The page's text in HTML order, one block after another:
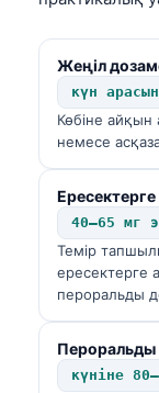
Жеңіл
күн
Көбіне
немесе
40–65 мг
Темір
ересектерге
пероральды
күніне
Bahasa
Tiếng Việt
Tagalog
ไทย
ဗမာစာ
ភាសាខ្មែរ
Kiswahili
አማርኛ